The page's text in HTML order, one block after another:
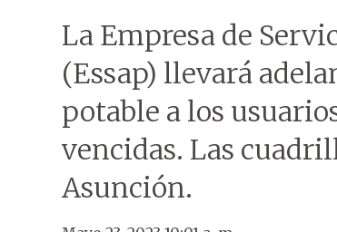
La Empresa de
(Essap) llevará
potable a los
vencidas. Las
Asunción.